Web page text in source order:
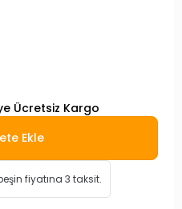
Ücretsiz Kargo
Ekle
fiyatına 3 taksit.